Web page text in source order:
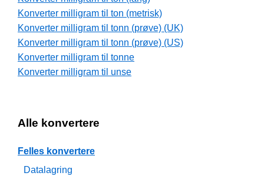
Konverter milligram til ton (metrisk)
Konverter milligram til tonn (prøve) (UK)
Konverter milligram til tonn (prøve) (US)
Konverter milligram til tonne
Konverter milligram til unse
Alle konvertere
Felles konvertere
Datalagring